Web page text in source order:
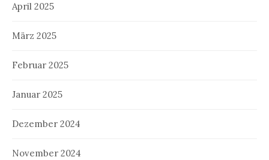
April 2025
März 2025
Februar 2025
Januar 2025
Dezember 2024
November 2024